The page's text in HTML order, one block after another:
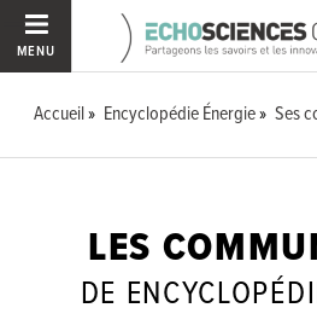
MENU
Accueil Encyclopédie Énergie Ses
LES
DE